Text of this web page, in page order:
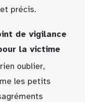
précis.
de vigilance
la victime
oublier,
les petits